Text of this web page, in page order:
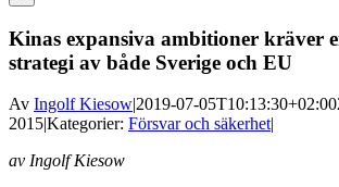
Kinas expansiva ambitioner kräver
strategi av både Sverige och EU
Av Ingolf Kiesow|2019-07-05T10:13:30+02:00
2015|Kategorier: Försvar och säkerhet|
av Ingolf Kiesow